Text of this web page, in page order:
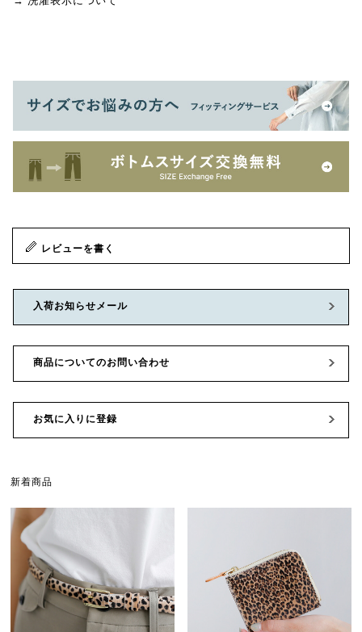
レビューを書く
入荷お知らせメール
商品についてのお問い合わせ
お気に入りに登録
新着商品